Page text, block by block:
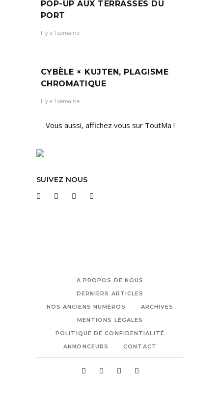
POP-UP AUX TERRASSES DU
PORT
Il y a 1 semaine
CYBÈLE × KUJTEN, PLAGISME
CHROMATIQUE
Il y a 1 semaine
Vous aussi, affichez vous sur ToutMa !
SUIVEZ NOUS
A PROPOS DE NOUS
DERNIERS ARTICLES
NOS ANCIENS NUMÉROS
ARCHIVES
MENTIONS LÉGALES
POLITIQUE DE CONFIDENTIALITÉ
ANNONCEURS
CONTACT